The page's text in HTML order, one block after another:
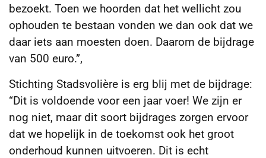
bezoekt. Toen we hoorden dat het wellicht zou
ophouden te bestaan vonden we dan ook dat we
daar iets aan moesten doen. Daarom de bijdrage
van 500 euro.”,
Stichting Stadsvolière is erg blij met de bijdrage:
“Dit is voldoende voor een jaar voer! We zijn er
nog niet, maar dit soort bijdrages zorgen ervoor
dat we hopelijk in de toekomst ook het groot
onderhoud kunnen uitvoeren. Dit is echt